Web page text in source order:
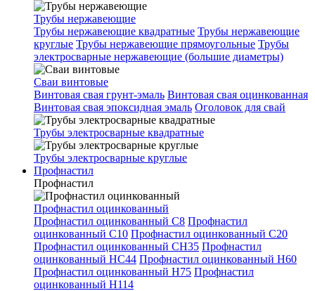
Трубы нержавеющие
Трубы нержавеющие квадратные Трубы нержавеющие
круглые Трубы нержавеющие прямоугольные Трубы
электросварные нержавеющие (большие диаметры)
Сваи винтовые
Винтовая свая грунт-эмаль Винтовая свая оцинкованная
Винтовая свая эпоксидная эмаль Оголовок для свай
Трубы электросварные квадратные
Трубы электросварные круглые
Профнастил
Профнастил
Профнастил оцинкованный
Профнастил оцинкованный С8 Профнастил
оцинкованный С10 Профнастил оцинкованный С20
Профнастил оцинкованный СН35 Профнастил
оцинкованный НС44 Профнастил оцинкованный Н60
Профнастил оцинкованный Н75 Профнастил
оцинкованный Н114